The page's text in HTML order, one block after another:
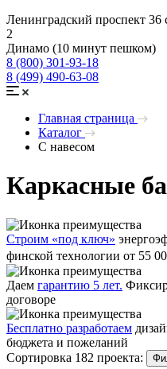
Ленинградский проспект 36
2
Динамо (10 минут пешком)
8 (800) 301-93-18
8 (499) 490-63-08
Главная страница
Каталог
С навесом
Каркасные
Строим «под ключ»
финской технологии от 55
Даем гарантию 5 лет.
договоре
Бесплатно разработаем
бюджета и пожеланий
Сортировка 182 проекта: